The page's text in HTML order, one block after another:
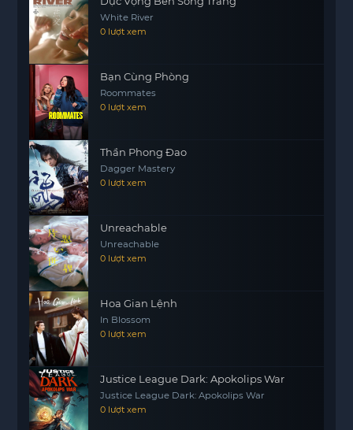
White River
0 lượt xem
Bạn Cùng Phòng
Roommates
0 lượt xem
Thần Phong Đao
Dagger Mastery
0 lượt xem
Unreachable
Unreachable
0 lượt xem
Hoa Gian Lệnh
In Blossom
0 lượt xem
Justice League Dark: Apokolips War
Justice League Dark: Apokolips War
0 lượt xem